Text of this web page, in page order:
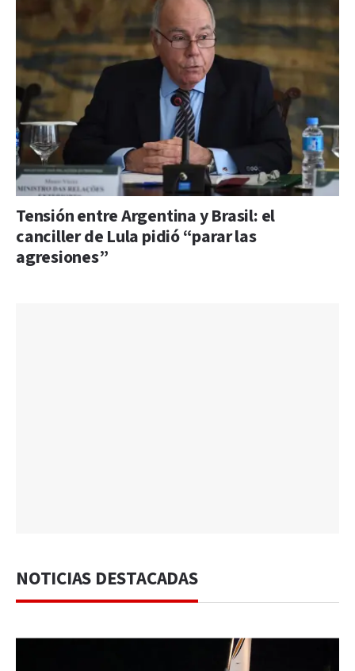
Tensión entre Argentina y Brasil: el
canciller de Lula pidió “parar las
agresiones”
NOTICIAS DESTACADAS